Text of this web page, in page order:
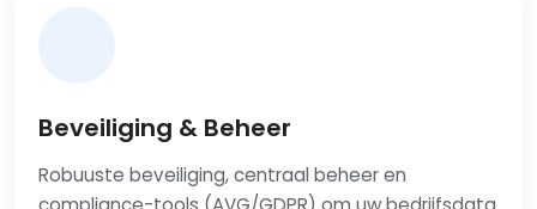
Beveiliging & Beheer
Robuuste beveiliging, centraal beheer en